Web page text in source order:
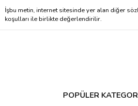
İşbu metin, internet sitesinde yer alan diğer
koşulları ile birlikte değerlendirilir.
POPÜLER